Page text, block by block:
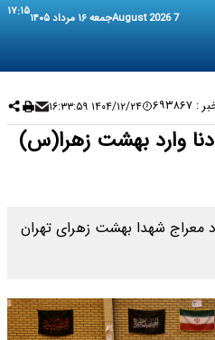
7 August 2026 جمعه ۱۶ مرداد ۱۴۰۵ ۱۷:۱۵
: ۶۹۳۸۶۷ ۱۴۰۴/۱۲/۲۴ ۱۶:۳۳:۵۹
ناو دنا وارد بهشت زهرا(س)
دنا وارد معراج شهدا بهشت زهرای تهران